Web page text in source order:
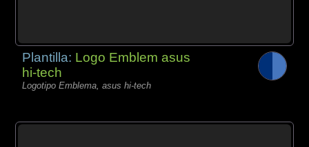
Plantilla: Logo Emblem asus
hi-tech
Logotipo Emblema, asus hi-tech